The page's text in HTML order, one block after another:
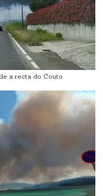
a recta do Couto